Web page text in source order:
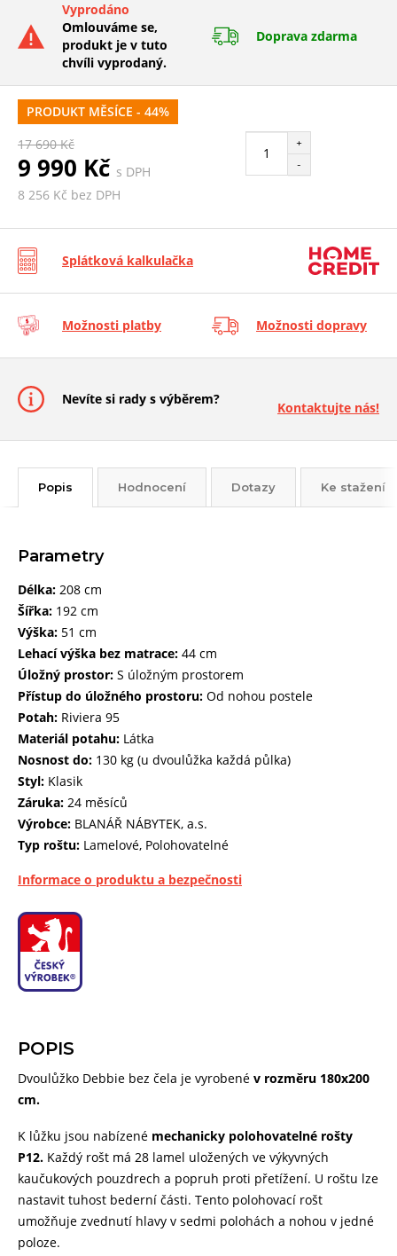
Vyprodáno
Omlouváme se,
produkt je v tuto
chvíli vyprodaný.
Doprava zdarma
PRODUKT MĚSÍCE - 44%
17 690 Kč
9 990 Kč s DPH
8 256 Kč bez DPH
+
-
Splátková kalkulačka
Možnosti platby Možnosti dopravy
Nevíte si rady s výběrem?
Kontaktujte nás!
Popis Hodnocení Dotazy Ke stažení
POPIS
Dvoulůžko Debbie bez čela je vyrobené v rozměru 180x200
cm.
K lůžku jsou nabízené mechanicky polohovatelné rošty
P12. Každý rošt má 28 lamel uložených ve výkyvných
kaučukových pouzdrech a popruh proti přetížení. U roštu lze
nastavit tuhost bederní části. Tento polohovací rošt
umožňuje zvednutí hlavy v sedmi polohách a nohou v jedné
poloze.
Parametry
Délka: 208 cm
Šířka: 192 cm
Výška: 51 cm
Lehací výška bez matrace: 44 cm
Úložný prostor: S úložným prostorem
Přístup do úložného prostoru: Od nohou postele
Potah: Riviera 95
Materiál potahu: Látka
Nosnost do: 130 kg (u dvoulůžka každá půlka)
Styl: Klasik
Záruka: 24 měsíců
Výrobce: BLANÁŘ NÁBYTEK, a.s.
Typ roštu: Lamelové, Polohovatelné
Informace o produktu a bezpečnosti